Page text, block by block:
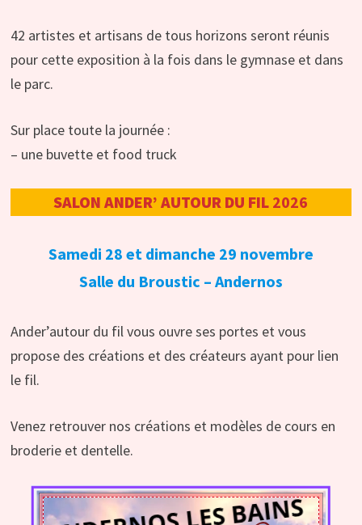
42 artistes et artisans de tous horizons seront réunis
pour cette exposition à la fois dans le gymnase et dans
le parc.
Sur place toute la journée :
– une buvette et food truck
SALON ANDER’ AUTOUR DU FIL 2026
Samedi 28 et dimanche 29 novembre
Salle du Broustic – Andernos
Ander’autour du fil vous ouvre ses portes et vous
propose des créations et des créateurs ayant pour lien
le fil.
Venez retrouver nos créations et modèles de cours en
broderie et dentelle.